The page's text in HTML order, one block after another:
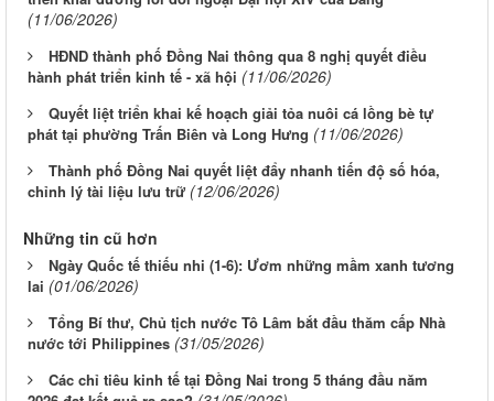
(11/06/2026)
HĐND thành phố Đồng Nai thông qua 8 nghị quyết điều
hành phát triển kinh tế - xã hội (11/06/2026)
Quyết liệt triển khai kế hoạch giải tỏa nuôi cá lồng bè tự
phát tại phường Trấn Biên và Long Hưng (11/06/2026)
Thành phố Đồng Nai quyết liệt đẩy nhanh tiến độ số hóa,
chỉnh lý tài liệu lưu trữ (12/06/2026)
Những tin cũ hơn
Ngày Quốc tế thiếu nhi (1-6): Ươm những mầm xanh tương
lai (01/06/2026)
Tổng Bí thư, Chủ tịch nước Tô Lâm bắt đầu thăm cấp Nhà
nước tới Philippines (31/05/2026)
Các chỉ tiêu kinh tế tại Đồng Nai trong 5 tháng đầu năm